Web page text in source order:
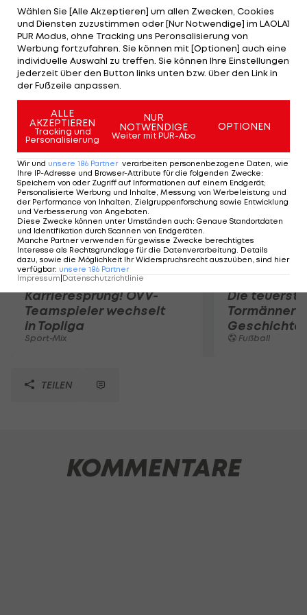
Jason Richardson verstärken die 76ers und die
Magic erhalten Arron Affalo, Al Harrington und
Nikola Vucevic. Zudem erhalten die Magic jeweils
einen zukünftigen First-Round-Pick von den
genannten Teams und auch 76ers-No.1.-Draft-Pick
Moe Harkless.
Mehr zum Thema
Karrieresprung! ÖVV-
Teamspieler wechselt
in Topliga
Sport-Mix
Die
Tormänner
Geschichte
Fußball
TEILEN
KOMMENTARE
Wählen Sie [Alle Akzeptieren] um allen Zwecken, Cookies
und Diensten zuzustimmen oder [Nur Notwendige] im LAOLA1
PUR Modus, ohne Tracking uns Peronsalisierung von
Werbung fortzufahren. Sie können mit [Optionen] auch eine
individuelle Auswahl zu treffen. Sie können Ihre Einstellungen
jederzeit über den Button links unten bzw. über den Link in
der Fußzeile anpassen.
ALLE
AKZEPTIEREN
Tracking und
Personalisierung
NUR
NOTWENDIGE
Weiter mit PUR-Abo
OPTIONEN
Wir und unsere 186 Partner verarbeiten personenbezogene Daten, wie
Ihre IP-Adresse und Browser-Attribute für die folgenden Zwecke:
Speichern von oder Zugriff auf Informationen auf einem Endgerät;
Personalisierte Werbung und Inhalte, Messung von Werbeleistung und
der Performance von Inhalten, Zielgruppenforschung sowie Entwicklung
und Verbesserung von Angeboten.
Diese Zwecke können unter Umständen auch: Genaue Standortdaten
und Identifikation durch Scannen von Endgeräten.
Manche Partner verwenden für gewisse Zwecke berechtigtes
Interesse als Rechtsgrundlage für die Datenverarbeitung. Details
dazu, sowie die Möglichkeit Ihr Widerspruchsrecht auszuüben, sind hier
verfügbar: unsere 186 Partner
Impressum Datenschutzrichtlinie